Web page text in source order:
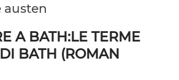
A BATH:LE TERME
BATH (ROMAN